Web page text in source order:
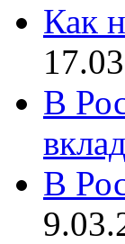
Как
В
В